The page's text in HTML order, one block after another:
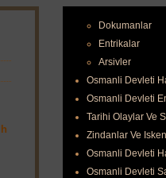
Dokumanlar
Entrikalar
Arsivler
Osmanli Devleti
Osmanli Devleti
Tarihi Olaylar Ve
Zindanlar Ve
Osmanli Devleti
Osmanli Devleti